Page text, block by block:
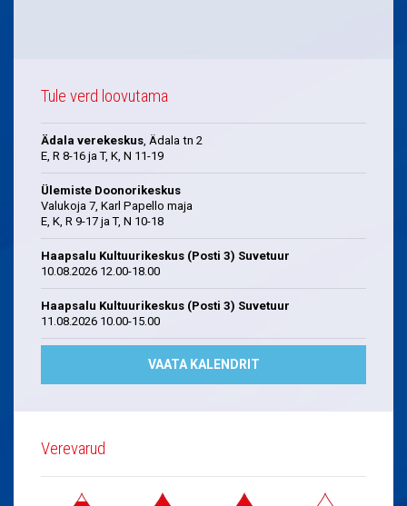
Tule verd loovutama
Ädala verekeskus, Ädala tn 2
E, R 8-16 ja T, K, N 11-19
Ülemiste Doonorikeskus
Valukoja 7, Karl Papello maja
E, K, R 9-17 ja T, N 10-18
Haapsalu Kultuurikeskus (Posti 3) Suvetuur
10.08.2026 12.00-18.00
Haapsalu Kultuurikeskus (Posti 3) Suvetuur
11.08.2026 10.00-15.00
VAATA KALENDRIT
Verevarud